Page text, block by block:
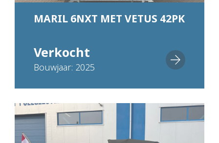
MARIL 6NXT MET VETUS 42PK
Verkocht
Bouwjaar: 2025